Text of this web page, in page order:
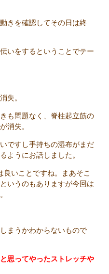
きを確認してその日は終
いをするということでテー
失。
も問題なく、脊柱起立筋の
消失。
ですし手持ちの湿布がまだ
ようにお話しました。
いことですね。まあそこ
いうのもありますが今回は
まうかわからないもので
思ってやったストレッチや